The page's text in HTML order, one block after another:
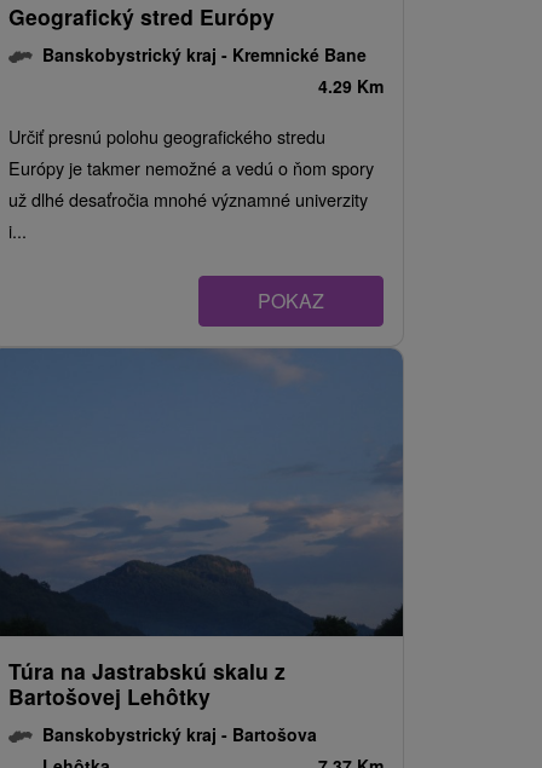
Geografický stred Európy
Banskobystrický kraj - Kremnické Bane
4.29 Km
Určiť presnú polohu geografického stredu
Európy je takmer nemožné a vedú o ňom spory
už dlhé desaťročia mnohé významné univerzity
i...
POKAZ
Túra na Jastrabskú skalu z
Bartošovej Lehôtky
Banskobystrický kraj - Bartošova